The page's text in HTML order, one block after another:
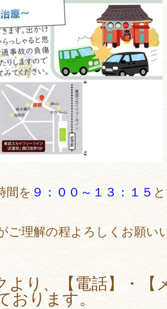
間を ９：００～１３：１５ と
ご理解の程よろしくお願い
より、【電話】・【
おります。